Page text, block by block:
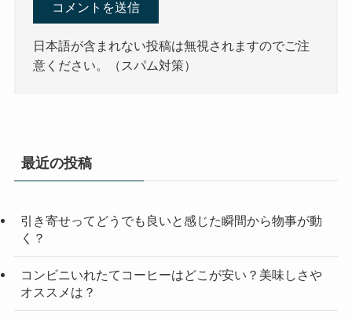
日本語が含まれない投稿は無視されますのでご注
意ください。（スパム対策）
最近の投稿
引き寄せってどうでも良いと感じた瞬間から物事が動
く？
コンビニいれたてコーヒーはどこが安い？美味しさや
オススメは？